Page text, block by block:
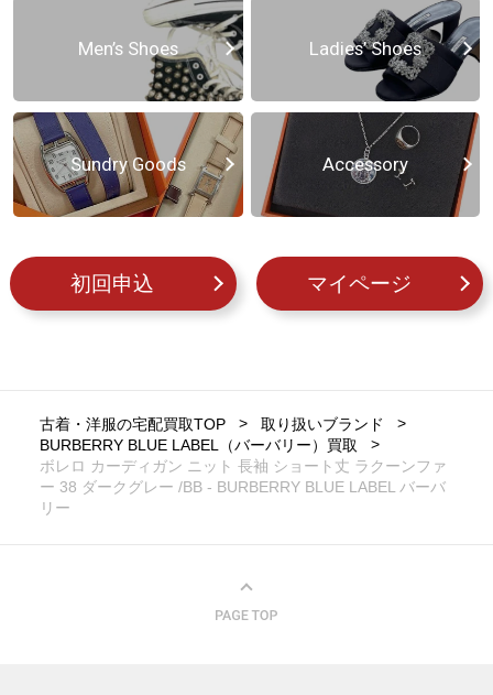
Men’s Shoes Ladies’ Shoes
Sundry Goods Accessory
初回申込 マイページ
古着・洋服の宅配買取TOP
取り扱いブランド
BURBERRY BLUE LABEL（バーバリー）買取
ボレロ カーディガン ニット 長袖 ショート丈 ラクーンファ
ー 38 ダークグレー /BB - BURBERRY BLUE LABEL バーバ
リー